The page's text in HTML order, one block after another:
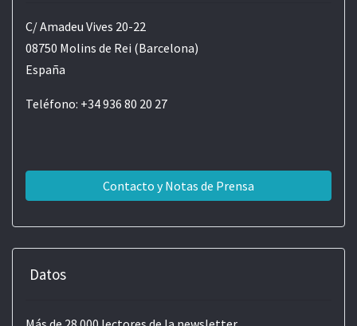
C/ Amadeu Vives 20-22
08750 Molins de Rei (Barcelona)
España
Teléfono: +34 936 80 20 27
Contacto y Notas de Prensa
Datos